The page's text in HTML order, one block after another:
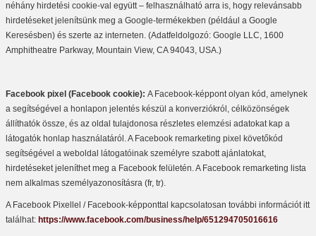
néhány hirdetési cookie-val együtt – felhasználható arra is, hogy relevánsabb
hirdetéseket jelenítsünk meg a Google-termékekben (például a Google
Keresésben) és szerte az interneten. (Adatfeldolgozó: Google LLC, 1600
Amphitheatre Parkway, Mountain View, CA 94043, USA.)
Facebook pixel (Facebook cookie): A Facebook-képpont olyan kód, amelynek
a segítségével a honlapon jelentés készül a konverziókról, célközönségek
állíthatók össze, és az oldal tulajdonosa részletes elemzési adatokat kap a
látogatók honlap használatáról. A Facebook remarketing pixel követőkód
segítségével a weboldal látogatóinak személyre szabott ajánlatokat,
hirdetéseket jeleníthet meg a Facebook felületén. A Facebook remarketing lista
nem alkalmas személyazonosításra (fr, tr).
A Facebook Pixellel / Facebook-képponttal kapcsolatosan további információt itt
találhat: https://www.facebook.com/business/help/651294705016616